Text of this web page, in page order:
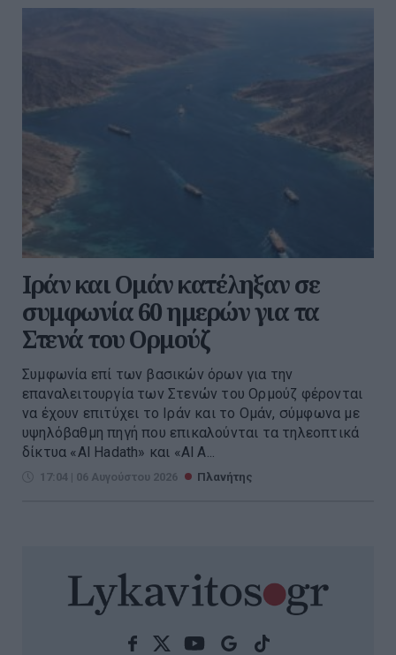
Ιράν και Ομάν κατέληξαν σε
συμφωνία 60 ημερών για τα
Στενά του Ορμούζ
Συμφωνία επί των βασικών όρων για την
επαναλειτουργία των Στενών του Ορμούζ φέρονται
να έχουν επιτύχει το Ιράν και το Ομάν, σύμφωνα με
υψηλόβαθμη πηγή που επικαλούνται τα τηλεοπτικά
δίκτυα «Al Hadath» και «Al A...
17:04 | 06 Αυγούστου 2026 Πλανήτης